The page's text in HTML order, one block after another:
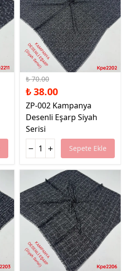
%46 İndirim
₺ 70.00
₺ 38.00
ZP-002 Kampanya
Desenli Eşarp Siyah
Serisi
Sepete Ekle
%46 İndirim